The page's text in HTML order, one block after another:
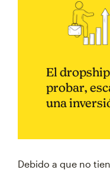
El
probar,
una
Debido a que no